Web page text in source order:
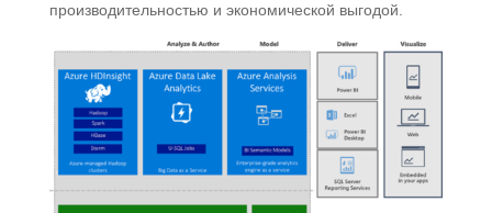
производительностью и экономической выгодой.